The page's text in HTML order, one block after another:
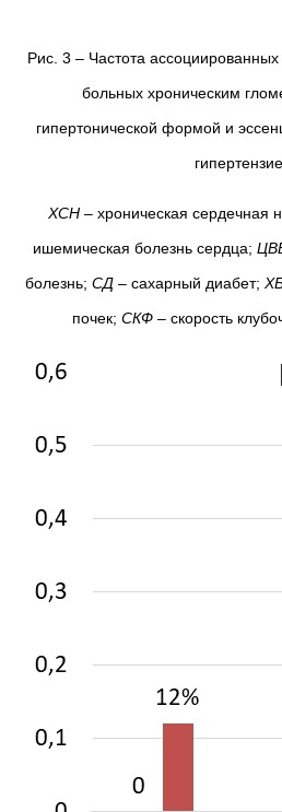
Рис. 3 – Частота ассоциированных
больных хроническим
гипертонической формой и
ХСН– хроническая сердечная
ишемическая болезнь сердца;
болезнь; СД– сахарный диабет;
почек; СКФ – скорость